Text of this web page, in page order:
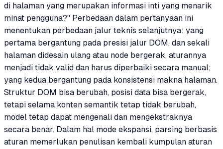
di halaman yang merupakan informasi inti yang menarik
minat pengguna?" Perbedaan dalam pertanyaan ini
menentukan perbedaan jalur teknis selanjutnya: yang
pertama bergantung pada presisi jalur DOM, dan sekali
halaman didesain ulang atau node bergerak, aturannya
menjadi tidak valid dan harus diperbaiki secara manual;
yang kedua bergantung pada konsistensi makna halaman.
Struktur DOM bisa berubah, posisi data bisa bergerak,
tetapi selama konten semantik tetap tidak berubah,
model tetap dapat mengenali dan mengekstraknya
secara benar. Dalam hal mode ekspansi, parsing berbasis
aturan memerlukan penulisan kembali kumpulan aturan